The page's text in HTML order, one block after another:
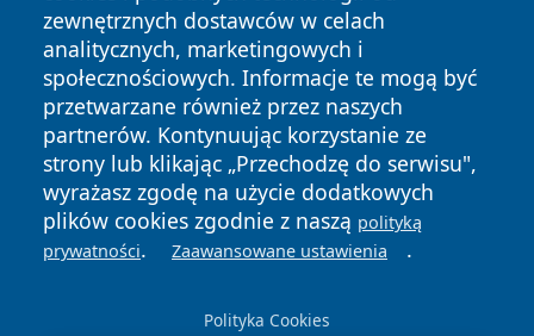
zewnętrznych dostawców w celach
analitycznych, marketingowych i
społecznościowych. Informacje te mogą być
przetwarzane również przez naszych
partnerów. Kontynuując korzystanie ze
strony lub klikając „Przechodzę do serwisu",
wyrażasz zgodę na użycie dodatkowych
plików cookies zgodnie z naszą polityką
prywatności. Zaawansowane ustawienia .
Polityka Cookies
Copyright © 2026 mojwloclawek.pl Wszystkie prawa
zastrzeżone.
News Autorzy
Polityka
Prywatności
Polityka
Cookies